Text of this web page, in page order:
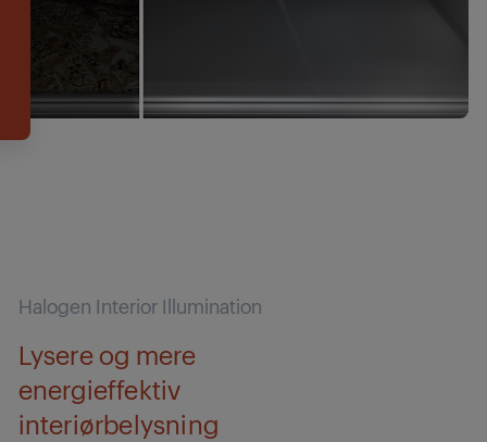
Halogen Interior Illumination
Lysere og mere
energieffektiv
interiørbelysning